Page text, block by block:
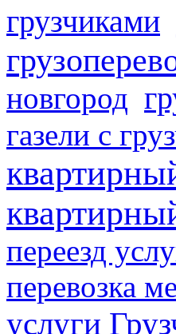
грузчиками
новгород
газели с
переезд
перевозка
услуги